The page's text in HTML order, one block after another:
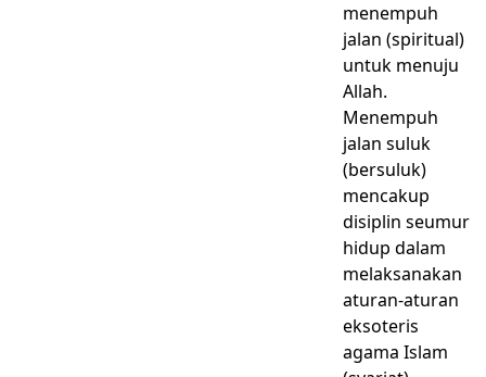
menempuh
jalan (spiritual)
untuk menuju
Allah.
Menempuh
jalan suluk
(bersuluk)
mencakup
disiplin seumur
hidup dalam
melaksanakan
aturan-aturan
eksoteris
agama Islam